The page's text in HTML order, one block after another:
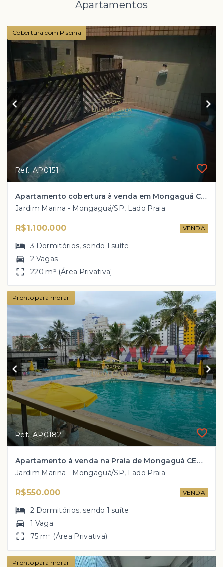
Apartamentos
Cobertura com Piscina
Ref.: AP0151
Apartamento cobertura à venda em Mongaguá CENTRO com 3 dorm, 1 suite e PISCINA PRIVATIVA por R$ 1.100.000,00
Jardim Marina - Mongaguá/SP, Lado Praia
R$1.100.000 VENDA
3 Dormitórios, sendo1 suíte
2 Vagas
220 m² (Área Privativa)
Pronto para morar
Ref.: AP0182
Apartamento à venda na Praia de Mongaguá CENTRO com 2 dorm, 1 suíte por R$ 550 mil!
Jardim Marina - Mongaguá/SP, Lado Praia
R$550.000 VENDA
2 Dormitórios, sendo1 suíte
1 Vaga
75 m² (Área Privativa)
Pronto para morar